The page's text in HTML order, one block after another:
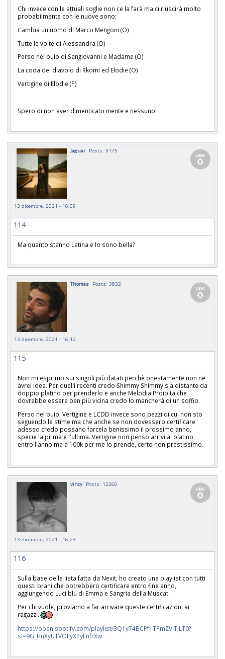
Chi invece con le attuali soglie non ce la farà ma ci riuscirà molto
probabilmente con le nuove sono:
Cambia un uomo di Marco Mengoni (O)
Tutte le volte di Alessandra (O)
Perso nel buio di Sangiovanni e Madame (O)
La coda del diavolo di Rkomi ed Elodie (O)
Vertigine di Elodie (P)
Spero di non aver dimenticato niente e nessuno!
Jaguar Posts: 3175
13 dicembre, 2021 - 16:09
114
Ma quanto stanno Latina e Io sono bella?
Thomas Posts: 3832
13 dicembre, 2021 - 16:12
115
Non mi esprimo sui singoli più datati perchè onestamente non ne
avrei idea. Per quelli recenti credo Shimmy Shimmy sia distante da
doppio platino per prenderlo e anche Melodia Proibita che
dovrebbe essere ben più vicina credo lo mancherà di un soffio.
Perso nel buio, Vertigine e LCDD invece sono pezzi di cui non sto
seguendo le stime ma che anche se non dovessero certificare
adesso credo possano farcela benissimo il prossimo anno,
specie la prima e l'ultima. Vertigine non penso arrivi al platino
entro l'anno ma a 100k per me lo prende, certo non prestissimo.
vincy Posts: 12260
13 dicembre, 2021 - 16:23
116
Sulla base della lista fatta da Nexit, ho creato una playlist con tutti
questi brani che potrebbero certificare entro fine anno,
aggiungendo Luci blu di Emma e Sangria della Muscat.
Per chi vuole, proviamo a far arrivare queste certificazioni ai
ragazzi.
https://open.spotify.com/playlist/3Q1y74BCPf1TPmZVlTJLT0?
si=9G_HuXyUTVOFyXPyFnfrXw